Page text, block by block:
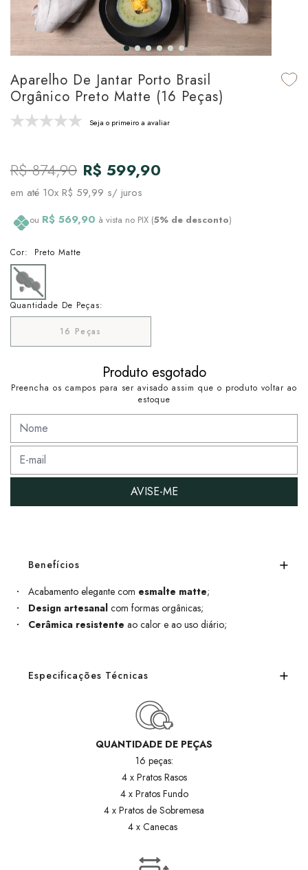
em Marcas
em Tapetes
de Colchão & Travesseiro
& Sobre-Lençol Avulso
& Manta para Cama
Edredom & Duvet
Prato & Copa
de Cozinha
em Mesa & Cozinha
em Banho
Aparelho De Jantar Porto Brasil
Orgânico Preto Matte (16 Peças)
Seja o primeiro a avaliar
R$ 874,90 R$ 599,90
em até 10x R$ 59,99 s/ juros
ou R$ 569,90 à vista no PIX (5% de desconto)
Quantidade De Peças:
16 Peças
Cor: Preto Matte
Produto esgotado
Preencha os campos para ser avisado assim que o produto voltar ao
estoque
AVISE-ME
Benefícios
Acabamento elegante com esmalte matte;
Design artesanal com formas orgânicas;
Cerâmica resistente ao calor e ao uso diário;
Especificações Técnicas
QUANTIDADE DE PEÇAS
16 peças:
4 x Pratos Rasos
4 x Pratos Fundo
4 x Pratos de Sobremesa
4 x Canecas